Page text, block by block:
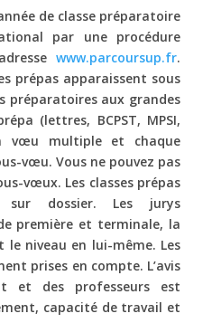
de classe préparatoire
par une procédure
www.parcoursup.fr.
prépas apparaissent sous
préparatoires aux grandes
(lettres, BCPST, MPSI,
vœu multiple et chaque
vœu. Vous ne pouvez pas
vœux. Les classes prépas
sur dossier. Les jurys
première et terminale, la
le niveau en lui-même. Les
prises en compte. L’avis
et des professeurs est
capacité de travail et